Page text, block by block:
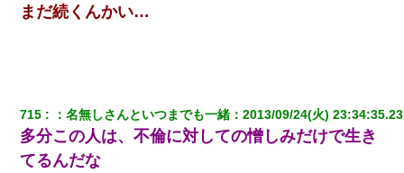
まだ続くんかい…
715 ：名無しさんといつまでも一緒 ：2013/09/24(火)
多分この人は、不倫に対しての憎しみだけで生き
てるんだな